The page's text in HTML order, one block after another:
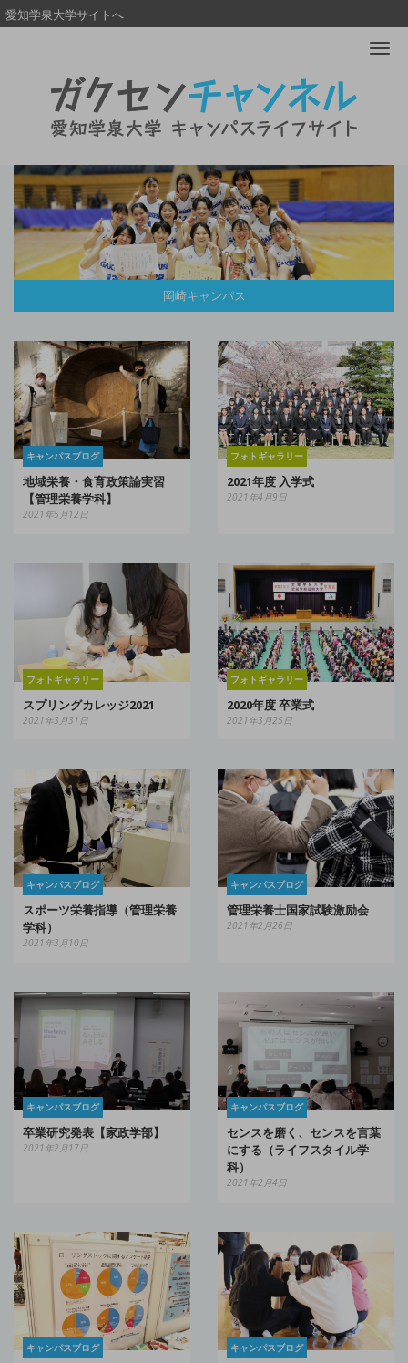
愛知学泉大学サイトへ
岡崎キャンパス
キャンパスブログ
地域栄養・食育政策論実習
【管理栄養学科】
2021年5月12日
フォトギャラリー
2021年度 入学式
2021年4月9日
フォトギャラリー
スプリングカレッジ2021
2021年3月31日
フォトギャラリー
2020年度 卒業式
2021年3月25日
キャンパスブログ
スポーツ栄養指導（管理栄養
学科）
2021年3月10日
キャンパスブログ
管理栄養士国家試験激励会
2021年2月26日
キャンパスブログ
卒業研究発表【家政学部】
2021年2月17日
キャンパスブログ
センスを磨く、センスを言葉
にする（ライフスタイル学
科）
2021年2月4日
キャンパスブログ キャンパスブログ